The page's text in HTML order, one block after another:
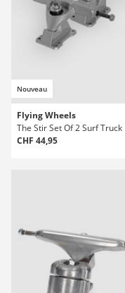
Nouveau
Flying Wheels
The Stir Set Of 2 Surf Truck
CHF 44,95